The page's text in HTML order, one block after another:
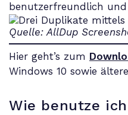
benutzerfreundlich und
Quelle: AllDup
Hier geht’s zum
Windows 10 sowie
Wie benutze